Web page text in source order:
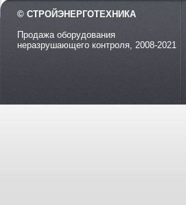
© СТРОЙЭНЕРГОТЕХНИКА
Продажа оборудования
неразрушающего контроля, 2008-2021